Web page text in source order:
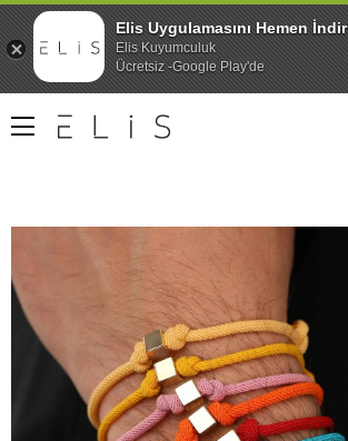
Elis Uygulamasını Hemen İndir
Elis Kuyumculuk
Ücretsiz -Google Play'de